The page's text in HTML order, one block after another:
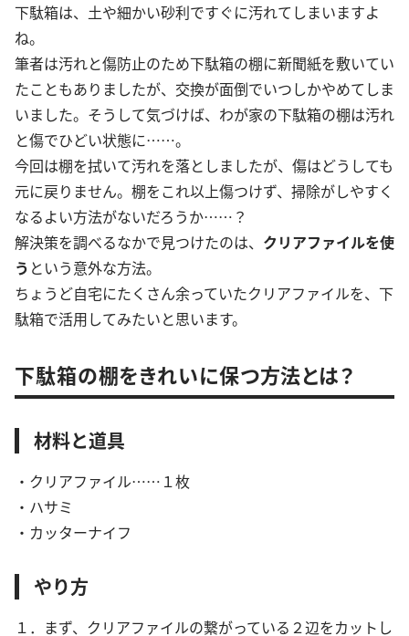
下駄箱は、土や細かい砂利ですぐに汚れてしまいますよ
ね。
筆者は汚れと傷防止のため下駄箱の棚に新聞紙を敷いてい
たこともありましたが、交換が面倒でいつしかやめてしま
いました。そうして気づけば、わが家の下駄箱の棚は汚れ
と傷でひどい状態に……。
今回は棚を拭いて汚れを落としましたが、傷はどうしても
元に戻りません。棚をこれ以上傷つけず、掃除がしやすく
なるよい方法がないだろうか……？
解決策を調べるなかで見つけたのは、 クリアファイルを使
う という意外な方法。
ちょうど自宅にたくさん余っていたクリアファイルを、下
駄箱で活用してみたいと思います。
下駄箱の棚をきれいに保つ方法とは？
材料と道具
・クリアファイル……１枚
・ハサミ
・カッターナイフ
やり方
１．まず、クリアファイルの繋がっている２辺をカットし